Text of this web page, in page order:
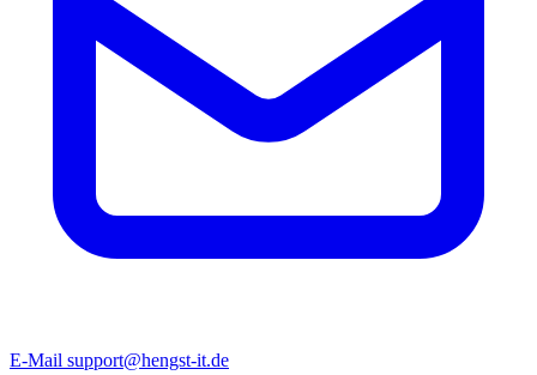
E-Mail support@hengst-it.de